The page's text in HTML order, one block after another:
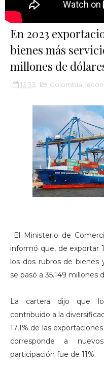
En 2023
bienes más
millones de
13:33 Colombia
El Ministerio de
informó que, de exportar
los dos rubros de bienes
se pasó a 35.149 millones
La cartera dijo que
contribuido a la
17,1% de las
corresponde a
participación fue de 11%.